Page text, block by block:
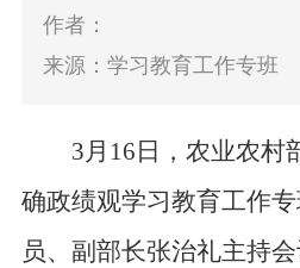
作者：
来源：学习教育工作专班
3月16日，农业农村
确政绩观学习教育工作
员、副部长张治礼主持